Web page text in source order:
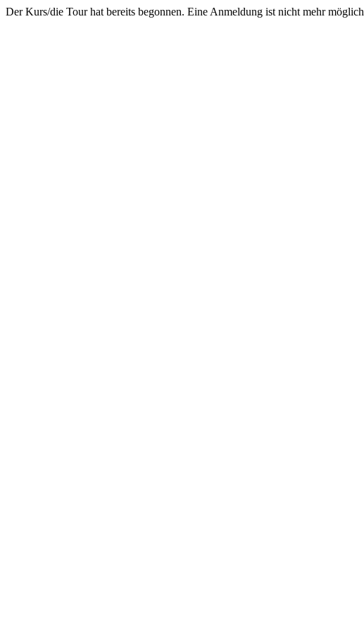
Der Kurs/die Tour hat bereits begonnen. Eine Anmeldung ist nicht mehr möglich